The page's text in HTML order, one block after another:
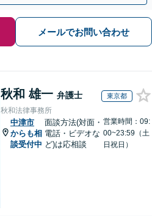
メールでお問い合わせ
秋和 雄一 弁護士 東京都
秋和法律事務所
中津市
からも相
談受付中
面談方法(対面・
電話・ビデオな
ど)は応相談
営業時間：09:
00~23:59（土
日祝日）